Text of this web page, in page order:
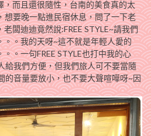
，而且還很隨性，台南的美食真的太
想要晚一點進民宿休息，問了一下老
闆迪迪竟然說:FREE STYLE~請我們
。我的天呀~這不就是年輕人愛的
。一句FREE STYLE也打中我的心
給我們方便，但我們旅人可不要當隨
的音量要放小，也不要大聲喧嘩呀~因